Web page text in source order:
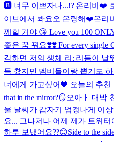
🅱️ 너무 이쁘자나...!? 온리비❤️
이브에서 봐요오 온랑해❤️온리
께할 거야 😘 Love you 100 ONLY
좋은 꿈 꿔요❣️❣️ For every single
각하면 저의 생체 리: 리듬이 날
득 찼지만 멤버들이랑 뽑기도
너에게 가고싶어🖤 오늘의 추천
that in the mirror?🪞오아ㅏ 대박
울 날씨가 갑자기 엄청나게 이
요... 그나저나 어제 제가 트위
하루 보냈어요??😊Side to the